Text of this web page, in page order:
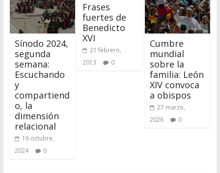
Sínodo 2024,
segunda
semana:
Escuchando
y
compartiend
o, la
dimensión
relacional
16 octubre,
2024
0
Frases
fuertes de
Benedicto
XVI
21 febrero,
2013
0
Cumbre
mundial
sobre la
familia: León
XIV convoca
a obispos
27 marzo,
2026
0